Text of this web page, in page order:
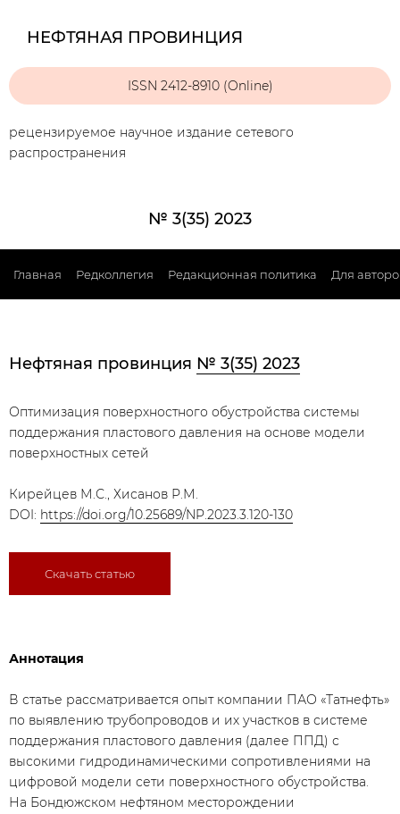
НЕФТЯНАЯ ПРОВИНЦИЯ
ISSN 2412-8910 (Online)
рецензируемое научное издание сетевого
распространения
№ 3(35) 2023
Главная Редколлегия Редакционная политика Для
Нефтяная провинция № 3(35) 2023
Оптимизация поверхностного обустройства системы
поддержания пластового давления на основе модели
поверхностных сетей
Кирейцев М.С., Хисанов Р.М.
DOI: https://doi.org/10.25689/NP.2023.3.120-130
Скачать статью
Аннотация
В статье рассматривается опыт компании ПАО «Татнефть»
по выявлению трубопроводов и их участков в системе
поддержания пластового давления (далее ППД) с
высокими гидродинамическими сопротивлениями на
цифровой модели сети поверхностного обустройства.
На Бондюжском нефтяном месторождении